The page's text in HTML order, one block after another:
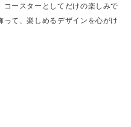
ースターとしてだけの楽しみで
て、楽しめるデザインを心がけ